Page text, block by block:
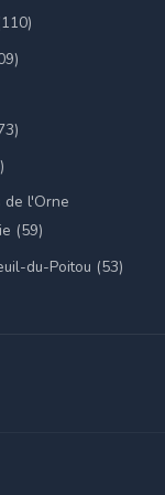
de l'Orne
(59)
du-Poitou (53)